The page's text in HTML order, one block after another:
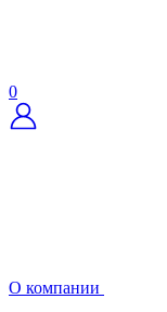
0
О компании